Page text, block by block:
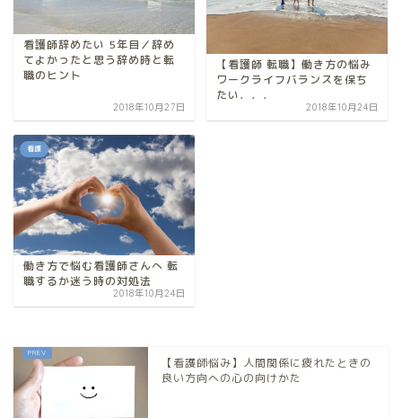
看護師辞めたい 5年目／辞め
てよかったと思う辞め時と転
職のヒント
2018年10月27日
【看護師 転職】働き方の悩み
ワークライフバランスを保ち
たい．．．
2018年10月24日
看護
働き方で悩む看護師さんへ 転
職するか迷う時の対処法
2018年10月24日
【看護師悩み】人間関係に疲れたときの
良い方向への心の向けかた